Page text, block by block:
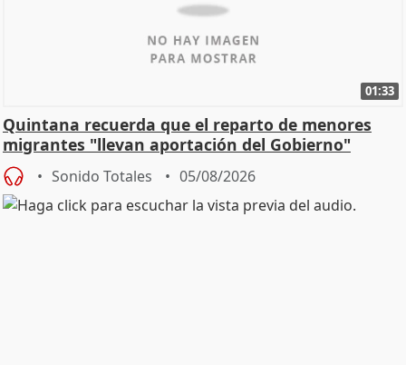
01:33
Quintana recuerda que el reparto de menores
migrantes "llevan aportación del Gobierno"
central
Sonido Totales 05/08/2026